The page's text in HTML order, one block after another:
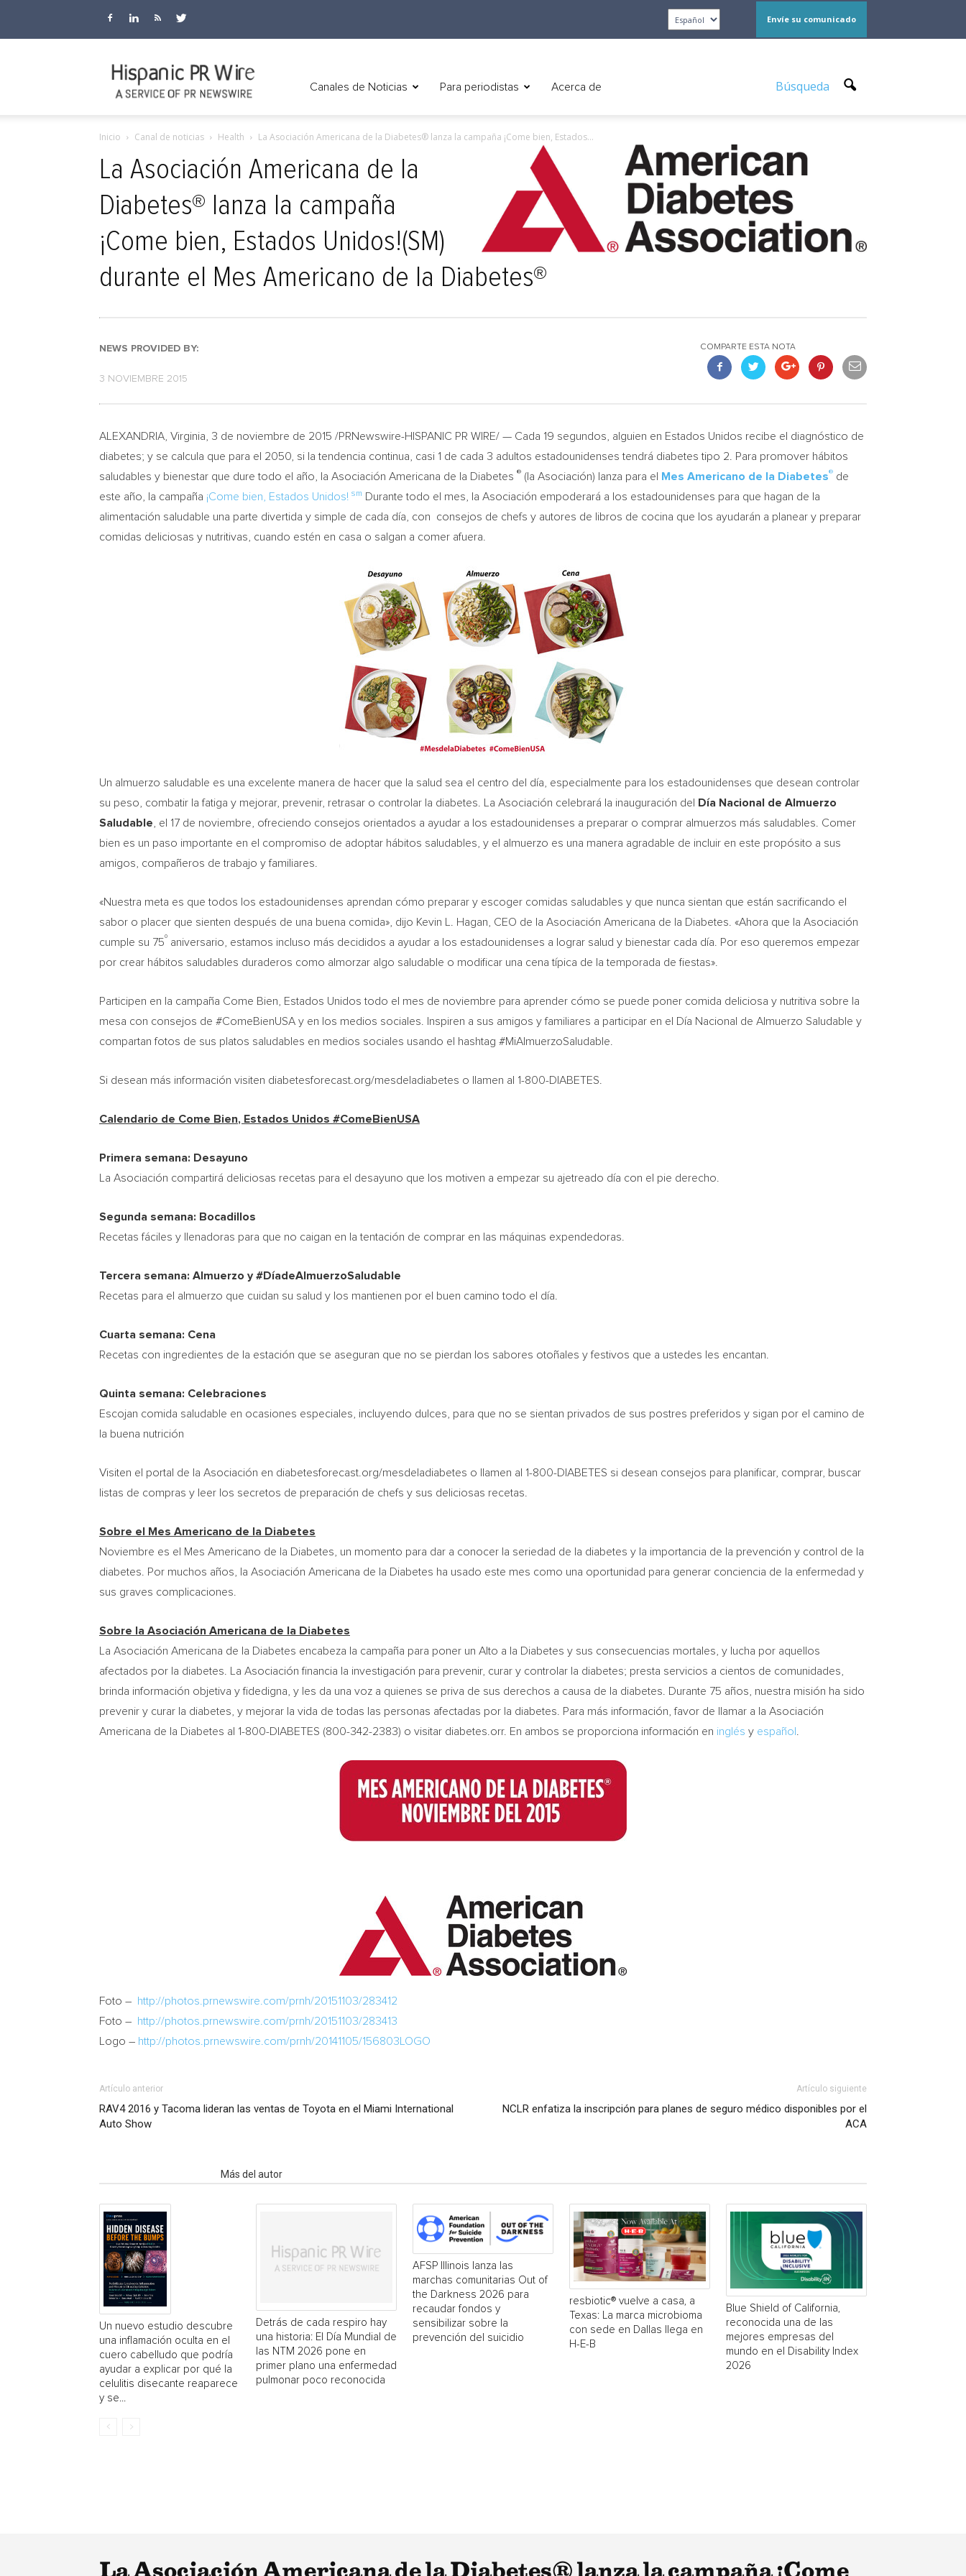
Envíe su comunicado
Canales de Noticias Para periodistas Acerca de Búsqueda
Inicio Canal de noticias Health La Asociación Americana de la Diabetes® lanza la campaña ¡Come bien, Estados...
La Asociación Americana de la
Diabetes® lanza la campaña
¡Come bien, Estados Unidos!(SM)
durante el Mes Americano de la Diabetes®
NEWS PROVIDED BY:
3 NOVIEMBRE 2015
COMPARTE ESTA NOTA
ALEXANDRIA, Virginia , 3 de noviembre de 2015 /PRNewswire-HISPANIC PR WIRE/ — Cada 19 segundos, alguien en Estados Unidos recibe el diagnóstico de
diabetes; y se calcula que para el 2050, si la tendencia continua, casi 1 de cada 3 adultos estadounidenses tendrá diabetes tipo 2. Para promover hábitos
saludables y bienestar que dure todo el año, la Asociación Americana de la Diabetes ® (la Asociación) lanza para el Mes Americano de la Diabetes® de
este año, la campaña ¡Come bien, Estados Unidos! sm Durante todo el mes, la Asociación empoderará a los estadounidenses para que hagan de la
alimentación saludable una parte divertida y simple de cada día, con consejos de chefs y autores de libros de cocina que los ayudarán a planear y preparar
comidas deliciosas y nutritivas, cuando estén en casa o salgan a comer afuera.
Un almuerzo saludable es una excelente manera de hacer que la salud sea el centro del día, especialmente para los estadounidenses que desean controlar
su peso, combatir la fatiga y mejorar, prevenir, retrasar o controlar la diabetes. La Asociación celebrará la inauguración del
Día Nacional de Almuerzo
Saludable , el 17 de noviembre, ofreciendo consejos orientados a ayudar a los estadounidenses a preparar o comprar almuerzos más saludables. Comer
bien es un paso importante en el compromiso de adoptar hábitos saludables, y el almuerzo es una manera agradable de incluir en este propósito a sus
amigos, compañeros de trabajo y familiares.
«Nuestra meta es que todos los estadounidenses aprendan cómo preparar y escoger comidas saludables y que nunca sientan que están sacrificando el
sabor o placer que sienten después de una buena comida», dijo Kevin L. Hagan , CEO de la Asociación Americana de la Diabetes. «Ahora que la Asociación
cumple su 75⁰ aniversario, estamos incluso más decididos a ayudar a los estadounidenses a lograr salud y bienestar cada día. Por eso queremos empezar
por crear hábitos saludables duraderos como almorzar algo saludable o modificar una cena típica de la temporada de fiestas».
Participen en la campaña Come Bien, Estados Unidos todo el mes de noviembre para aprender cómo se puede poner comida deliciosa y nutritiva sobre la
mesa con consejos de #ComeBienUSA y en los medios sociales. Inspiren a sus amigos y familiares a participar en el Día Nacional de Almuerzo Saludable y
compartan fotos de sus platos saludables en medios sociales usando el hashtag #MiAlmuerzoSaludable.
Si desean más información visiten diabetesforecast.org/mesdeladiabetes o llamen al 1-800-DIABETES.
Calendario de Come Bien, Estados Unidos #ComeBienUSA
Primera semana: Desayuno
La Asociación compartirá deliciosas recetas para el desayuno que los motiven a empezar su ajetreado día con el pie derecho.
Segunda semana: Bocadillos
Recetas fáciles y llenadoras para que no caigan en la tentación de comprar en las máquinas expendedoras.
Tercera semana: Almuerzo y #DíadeAlmuerzoSaludable
Recetas para el almuerzo que cuidan su salud y los mantienen por el buen camino todo el día.
Cuarta semana: Cena
Recetas con ingredientes de la estación que se aseguran que no se pierdan los sabores otoñales y festivos que a ustedes les encantan.
Quinta semana: Celebraciones
Escojan comida saludable en ocasiones especiales, incluyendo dulces, para que no se sientan privados de sus postres preferidos y sigan por el camino de
la buena nutrición
Visiten el portal de la Asociación en diabetesforecast.org/mesdeladiabetes o llamen al 1-800-DIABETES si desean consejos para planificar, comprar, buscar
listas de compras y leer los secretos de preparación de chefs y sus deliciosas recetas.
Sobre el Mes Americano de la Diabetes
Noviembre es el Mes Americano de la Diabetes, un momento para dar a conocer la seriedad de la diabetes y la importancia de la prevención y control de la
diabetes. Por muchos años, la Asociación Americana de la Diabetes ha usado este mes como una oportunidad para generar conciencia de la enfermedad y
sus graves complicaciones.
Sobre la Asociación Americana de la Diabetes
La Asociación Americana de la Diabetes encabeza la campaña para poner un Alto a la Diabetes y sus consecuencias mortales, y lucha por aquellos
afectados por la diabetes. La Asociación financia la investigación para prevenir, curar y controlar la diabetes; presta servicios a cientos de comunidades,
brinda información objetiva y fidedigna, y les da una voz a quienes se priva de sus derechos a causa de la diabetes. Durante 75 años, nuestra misión ha sido
prevenir y curar la diabetes, y mejorar la vida de todas las personas afectadas por la diabetes. Para más información, favor de llamar a la Asociación
Americana de la Diabetes al 1-800-DIABETES (800-342-2383) o visitar diabetes.orr. En ambos se proporciona información en inglés y español
Foto –
http://photos.prnewswire.com/prnh/20151103/283412
Foto –
http://photos.prnewswire.com/prnh/20151103/283413
Logo – http://photos.prnewswire.com/prnh/20141105/156803LOGO
Artículo anterior
RAV4 2016 y Tacoma lideran las ventas de Toyota en el Miami International
Auto Show
Artículo siguiente
NCLR enfatiza la inscripción para planes de seguro médico disponibles por el
ACA
Más del autor
Un nuevo estudio descubre
una inflamación oculta en el
cuero cabelludo que podría
ayudar a explicar por qué la
celulitis disecante reaparece
y se...
Detrás de cada respiro hay
una historia: El Día Mundial de
las NTM 2026 pone en
primer plano una enfermedad
pulmonar poco reconocida
AFSP Illinois lanza las
marchas comunitarias Out of
the Darkness 2026 para
recaudar fondos y
sensibilizar sobre la
prevención del suicidio
resbiotic® vuelve a casa, a
Texas: La marca microbioma
con sede en Dallas llega en
H-E-B
Blue Shield of California,
reconocida una de las
mejores empresas del
mundo en el Disability Index
2026
La Asociación Americana de la Diabetes® lanza la campaña ¡Come